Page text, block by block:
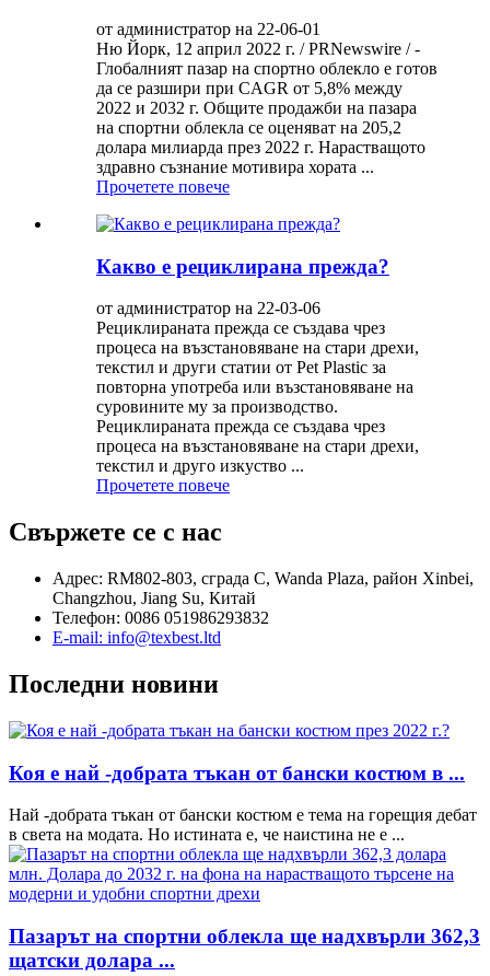
от администратор на 22-06-01
Ню Йорк, 12 април 2022 г. / PRNewswire / -
Глобалният пазар на спортно облекло е готов
да се разшири при CAGR от 5,8% между
2022 и 2032 г. Общите продажби на пазара
на спортни облекла се оценяват на 205,2
долара милиарда през 2022 г. Нарастващото
здравно съзнание мотивира хората ...
Прочетете повече
Какво е рециклирана прежда?
от администратор на 22-03-06
Рециклираната прежда се създава чрез
процеса на възстановяване на стари дрехи,
текстил и други статии от Pet Plastic за
повторна употреба или възстановяване на
суровините му за производство.
Рециклираната прежда се създава чрез
процеса на възстановяване на стари дрехи,
текстил и друго изкуство ...
Прочетете повече
Свържете се с нас
Адрес: RM802-803, сграда C, Wanda Plaza, район Xinbei,
Changzhou, Jiang Su, Китай
Телефон: 0086 051986293832
E-mail: info@texbest.ltd
Последни новини
Коя е най -добрата тъкан от бански костюм в ...
Най -добрата тъкан от бански костюм е тема на горещия дебат
в света на модата. Но истината е, че наистина не е ...
Пазарът на спортни облекла ще надхвърли 362,3
щатски долара ...